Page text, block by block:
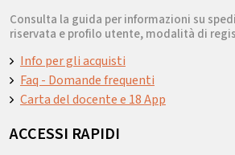
Consulta la guida per informazioni su
riservata e profilo utente, modalità di
Info per gli acquisti
Faq - Domande frequenti
Carta del docente e 18 App
ACCESSI RAPIDI